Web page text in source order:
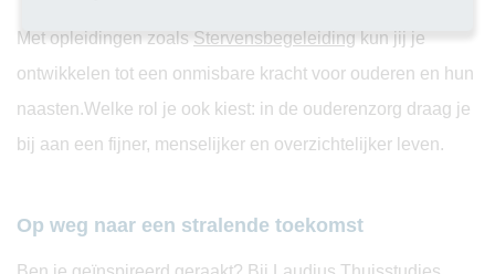
Met opleidingen zoals Stervensbegeleiding kun jij je
ontwikkelen tot een onmisbare kracht voor ouderen en hun
naasten.Welke rol je ook kiest: in de ouderenzorg draag je
bij aan een fijner, menselijker en overzichtelijker leven.
Op weg naar een stralende toekomst